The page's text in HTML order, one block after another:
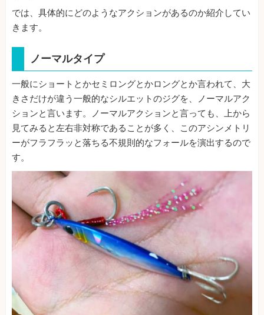
では、具体的にどのようなアクションがあるのか紹介してい
きます。
ノーマルタイプ
一般にショートとかセミロングとかロングとか言われて、大
きさだけが違う一般的なシルエットのジグを、ノーマルアク
ションと言います。ノーマルアクションと言っても、上から
見てみると左右非対称であることが多く、このアシンメトリ
ーがフラフラッと落ちる不規則的なフォールを演出するので
す。